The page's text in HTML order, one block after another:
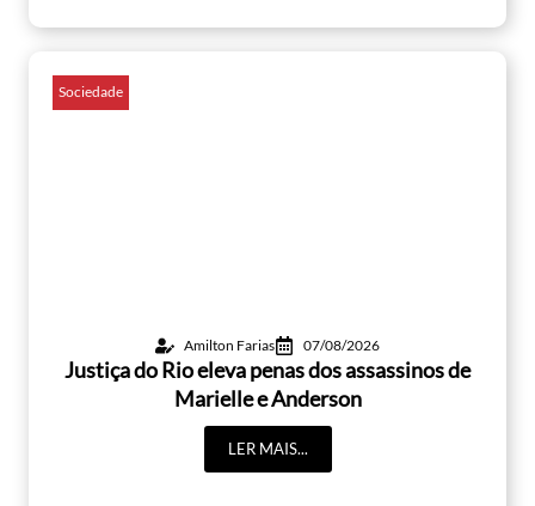
Sociedade
Amilton Farias 07/08/2026
Justiça do Rio eleva penas dos assassinos de
Marielle e Anderson
LER MAIS...